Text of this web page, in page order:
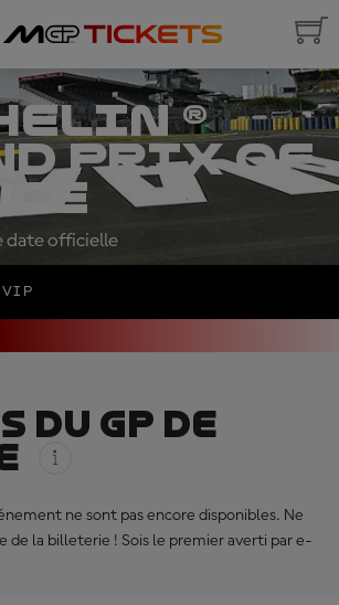
®
PRIX OF
date officielle
VIP
DU GP DE
ne sont pas encore disponibles. Ne
de la billeterie ! Sois le premier averti par e-